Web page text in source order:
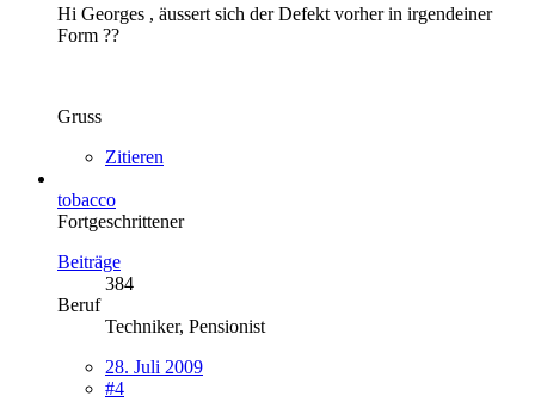
Hi Georges , äussert sich der Defekt vorher in irgendeiner
Form ??
Gruss
Zitieren
tobacco
Fortgeschrittener
Beiträge
384
Beruf
Techniker, Pensionist
28. Juli 2009
#4